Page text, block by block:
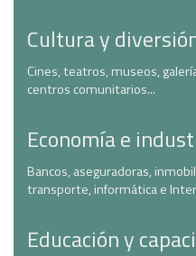
Cultura y
Cines, teatros, museos,
centros comunitarios...
Economía e
Bancos, aseguradoras,
transporte, informática e
Educación y